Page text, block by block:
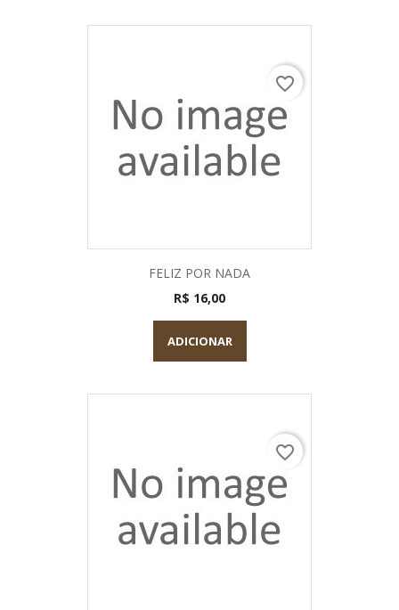
FELIZ POR NADA
R$ 16,00
ADICIONAR
favorite_border
favorite_border